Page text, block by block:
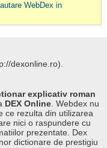
WebDex in
dexonline.ro).
explicativ roman
DEX Online . Webdex nu
ce rezulta din utilizarea
nici o raspundere cu
prezentate. Dex
dictionare de prestigiu